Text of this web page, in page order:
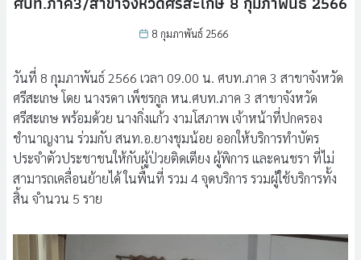
8 กุมภาพันธ์ 2566
วันที่ 8 กุมภาพันธ์ 2566 เวลา 09.00 น. ศบท.ภาค 3 สาขาจังหวัด
ศรีสะเกษ โดย นางรดา เพ็ชรกูล หน.ศบท.ภาค 3 สาขาจังหวัด
ศรีสะเกษ พร้อมด้วย นางกิ่งแก้ว งามโสภาพ เจ้าหน้าที่ปกครอง
ชำนาญงาน ร่วมกับ สนท.อ.ยางชุมน้อย ออกให้บริการทำบัตร
ประจำตัวประชาชนให้กับผู้ป่วยติดเตียง ผู้พิการ และคนชรา ที่ไม่
สามารถเคลื่อนย้ายได้ ในพื้นที่ รวม 4 จุดบริการ รวมผู้ใช้บริการทั้ง
สิ้น จำนวน 5 ราย